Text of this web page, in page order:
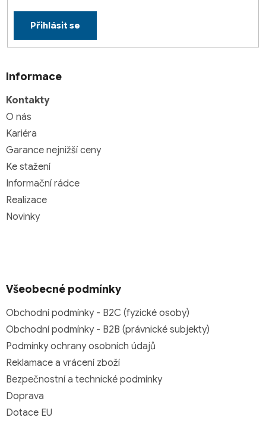
Přihlásit se
Informace
Kontakty
O nás
Kariéra
Garance nejnižší ceny
Ke stažení
Informační rádce
Realizace
Novinky
Všeobecné podmínky
Obchodní podmínky - B2C (fyzické osoby)
Obchodní podmínky - B2B (právnické subjekty)
Podmínky ochrany osobních údajů
Reklamace a vrácení zboží
Bezpečnostní a technické podmínky
Doprava
Dotace EU